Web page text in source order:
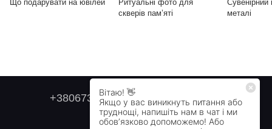
Що подарувати на ювілей
Ритуальні фото для
скверів пам’яті
Сувенірний
металі
+380673179749 +380505478711
Контактна інформація